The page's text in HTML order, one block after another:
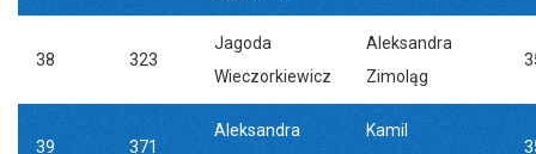
38 323
Jagoda
Wieczorkiewicz
Aleksandra
Zimoląg
39 371
Aleksandra
Kamil